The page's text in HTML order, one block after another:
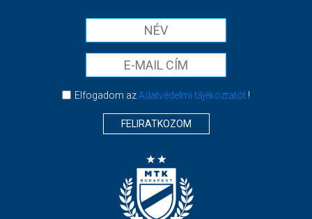
Elfogadom azAdatvédelmi tájékoztatót!
FELIRATKOZOM